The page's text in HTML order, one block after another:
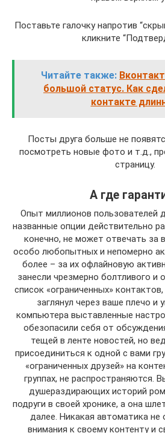
Поставьте галочку напротив
кликните
Читайте также:
большой статус. Как
контакте
Посты друга больше не
посмотреть новые фото и т.д.,
страницу.
А где
Опыт миллионов пользователей
названные опции действительно
конечно, не может отвечать за
особо любопытных и непомерно
более – за их офлайновую
занесли чрезмерно болтливого и
список «ограниченных»
заглянул через ваше плечо и
компьютера выставленные
обезопасили себя от
тещей в ленте новостей, но
присоединиться к одной с вами
«ограниченных друзей» на
группах, не распространяются.
душераздирающих историй
подруги в своей хронике, а она
далее. Никакая автоматика не
внимания к своему контенту и